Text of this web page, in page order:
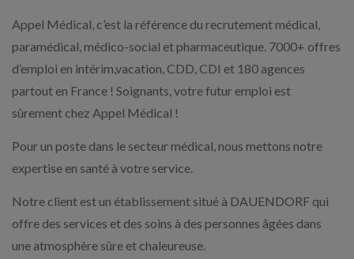
Appel Médical, c’est la référence du recrutement médical,
paramédical, médico-social et pharmaceutique. 7000+ offres
d’emploi en intérim,vacation, CDD, CDI et 180 agences
partout en France ! Soignants, votre futur emploi est
sûrement chez Appel Médical !
Pour un poste dans le secteur médical, nous mettons notre
expertise en santé à votre service.
Notre client est un établissement situé à DAUENDORF qui
offre des services et des soins à des personnes âgées dans
une atmosphère sûre et chaleureuse.